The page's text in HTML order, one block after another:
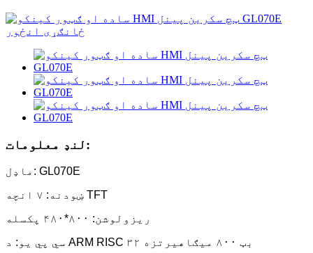
لنډ معلومات:
ماډل: GL070E
ښودنه: ۷ انچه TFT
ریزولوشن: ۸۰۰*۴۸۰ پکسله
سي پي يو: د ARM RISC ۳۲ بټ ۸۰۰ ميګاهيرتزه